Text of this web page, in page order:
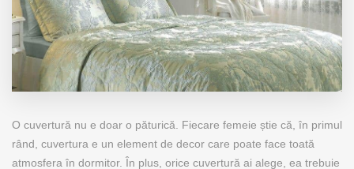
O cuvertură nu e doar o păturică. Fiecare femeie știe că, în primul
rând, cuvertura e un element de decor care poate face toată
atmosfera în dormitor. În plus, orice cuvertură ai alege, ea trebuie